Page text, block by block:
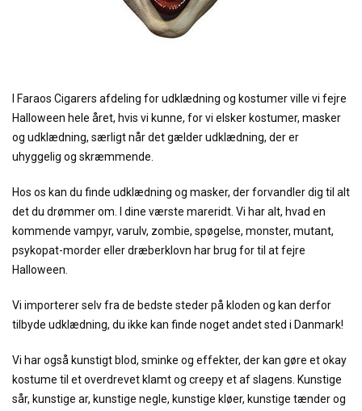
I Faraos Cigarers afdeling for udklædning og kostumer ville vi fejre
Halloween hele året, hvis vi kunne, for vi elsker kostumer, masker
og udklædning, særligt når det gælder udklædning, der er
uhyggelig og skræmmende.
Hos os kan du finde udklædning og masker, der forvandler dig til alt
det du drømmer om. I dine værste mareridt. Vi har alt, hvad en
kommende vampyr, varulv, zombie, spøgelse, monster, mutant,
psykopat-morder eller dræberklovn har brug for til at fejre
Halloween.
Vi importerer selv fra de bedste steder på kloden og kan derfor
tilbyde udklædning, du ikke kan finde noget andet sted i Danmark!
Vi har også kunstigt blod, sminke og effekter, der kan gøre et okay
kostume til et overdrevet klamt og creepy et af slagens. Kunstige
sår, kunstige ar, kunstige negle, kunstige kløer, kunstige tænder og